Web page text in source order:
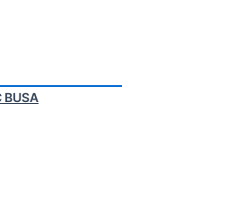
BUSA